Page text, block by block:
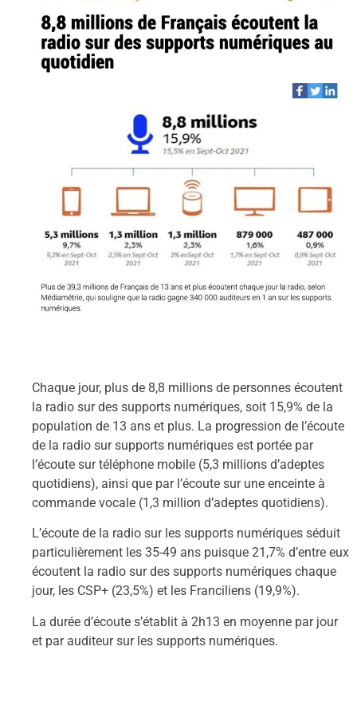
Chaque jour, plus de 8,8 millions de personnes écoutent
la radio sur des supports numériques, soit 15,9% de la
population de 13 ans et plus. La progression de l’écoute
de la radio sur supports numériques est portée par
l’écoute sur téléphone mobile (5,3 millions d’adeptes
quotidiens), ainsi que par l’écoute sur une enceinte à
commande vocale (1,3 million d’adeptes quotidiens).
L’écoute de la radio sur les supports numériques séduit
particulièrement les 35-49 ans puisque 21,7% d’entre eux
écoutent la radio sur des supports numériques chaque
jour, les CSP+ (23,5%) et les Franciliens (19,9%).
La durée d’écoute s’établit à 2h13 en moyenne par jour
et par auditeur sur les supports numériques.